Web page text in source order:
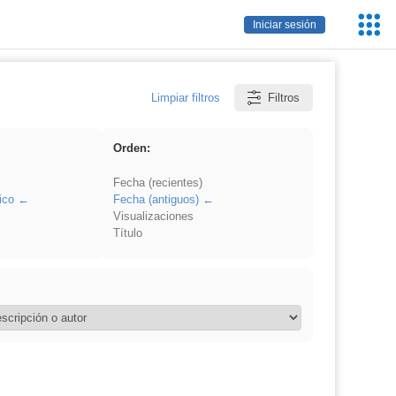
Iniciar sesión
Limpiar filtros Filtros
Orden:
Fecha (recientes)
Fecha (antiguos)
Visualizaciones
Título